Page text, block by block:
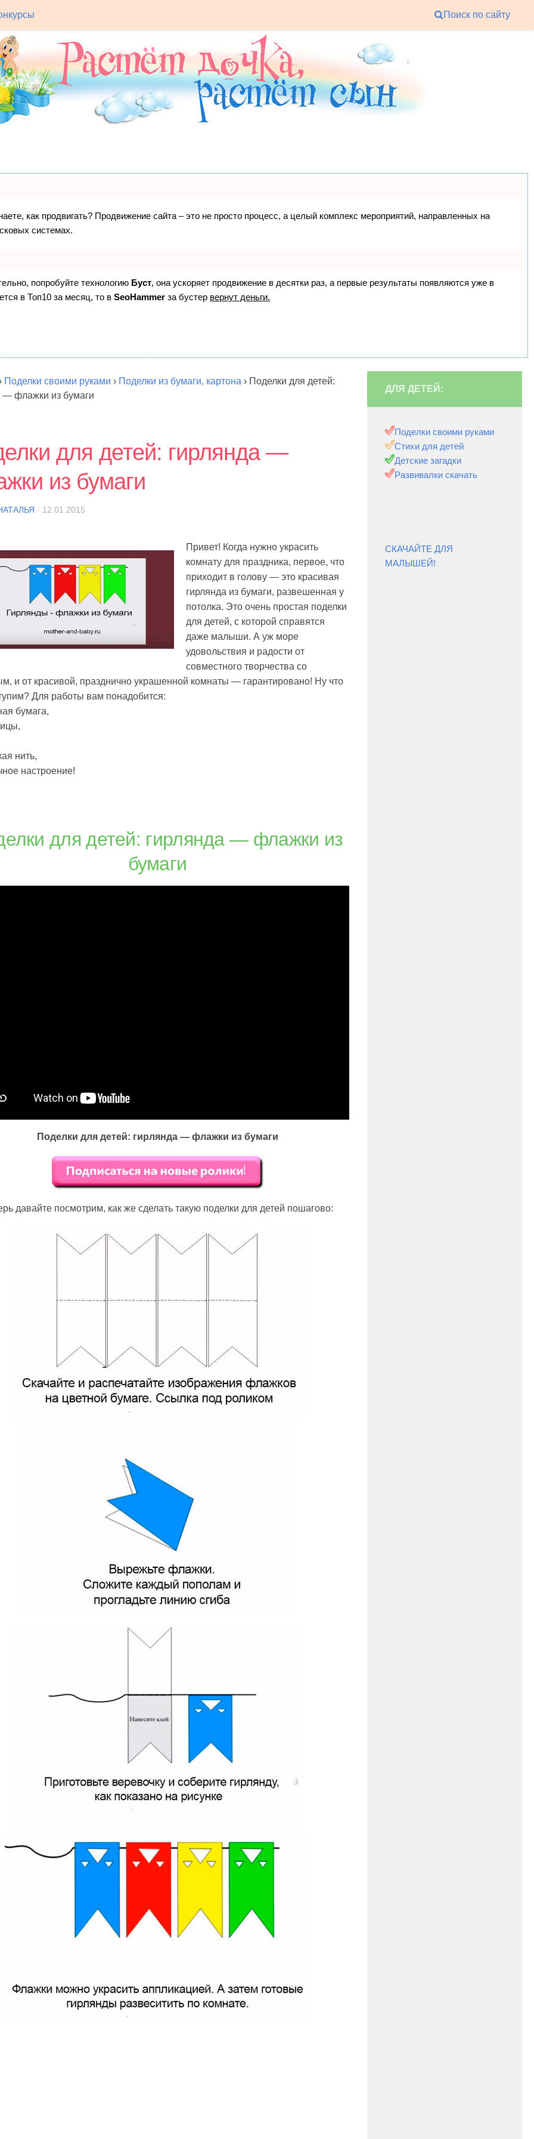
Поиск по сайту
как продвигать? Продвижение сайта – это не просто процесс, а целый комплекс мероприятий, направленных на
системах.
попробуйте технологию Буст, она ускоряет продвижение в десятки раз, а первые результаты появляются уже в
в Топ10 за месяц, то в SeoHammer за бустер вернут деньги.
Поделки своими руками › Поделки из бумаги, картона › Поделки для детей:
— флажки из бумаги
для детей: гирлянда —
из бумаги
· 12.01.2015
Привет! Когда нужно украсить
комнату для праздника, первое, что
приходит в голову — это красивая
гирлянда из бумаги, развешенная у
потолка. Это очень простая поделки
для детей, с которой справятся
даже малыши. А уж море
удовольствия и радости от
совместного творчества со
и от красивой, празднично украшенной комнаты — гарантировано! Ну что
Для работы вам понадобится:
бумага,
нить,
настроение!
для детей: гирлянда — флажки из
бумаги
Поделки для детей: гирлянда — флажки из бумаги
давайте посмотрим, как же сделать такую поделки для детей пошагово:
ДЛЯ ДЕТЕЙ:
Поделки своими руками
Стихи для детей
Детские загадки
Развивалки скачать
СКАЧАЙТЕ ДЛЯ
МАЛЫШЕЙ!